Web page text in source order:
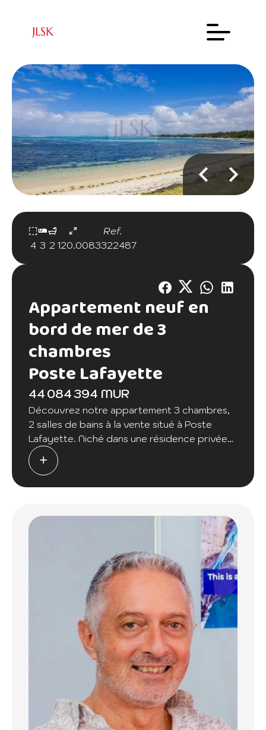
4 3 2 120.00
Ref.
83322487
Appartement neuf en
bord de mer de 3
chambres
Poste Lafayette
44 084 394 MUR
Découvrez notre appartement 3 chambres,
2 salles de bains à la vente situé à Poste
Lafayette. Niché dans une résidence privée
en bord de mer avec piscine, cet espace
spacieux est l'endroit idéal pour appeler
des chambres bien aménagées, vous
disposerez de tout le confort dont vous
avez besoin. La plage est à quelques pas, et
la résidence offre une sécurité 24h/24 et une
piscine pour votre détente. Profitez de la
tranquillité de Poste Lafayette tout en
restant proche des commodités locales.